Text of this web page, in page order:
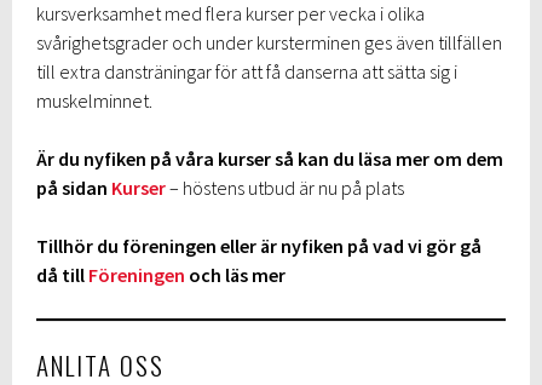
kursverksamhet med flera kurser per vecka i olika
svårighetsgrader och under kursterminen ges även tillfällen
till extra dansträningar för att få danserna att sätta sig i
muskelminnet.
Är du nyfiken på våra kurser så kan du läsa mer om dem
på sidan Kurser– höstens utbud är nu på plats
Tillhör du föreningen eller är nyfiken på vad vi gör gå
då till Föreningen och läs mer
ANLITA OSS